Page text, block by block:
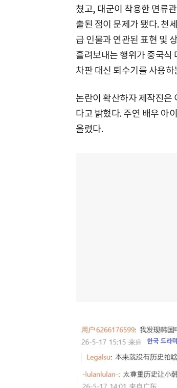
쳤고, 대군이 착용한 면류
출된 점이 문제가 됐다. 천
급 인물과 연관된 표현 및
흘려보내는 행위가 중국식
차판 대신 퇴수기를 사용
논란이 확산하자 제작진은
다고 밝혔다. 주연 배우 아
올렸다.